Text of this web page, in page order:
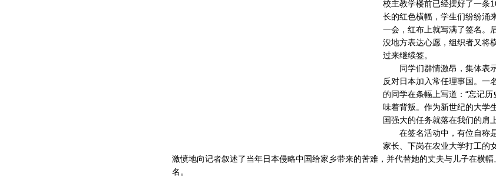
校主教学楼前已经摆好了一条
长的红色横幅，学生们纷纷涌
一会，红布上就写满了签名。
没地方表达心愿，组织者又将
过来继续签。
同学们群情激昂，集体表
反对日本加入常任理事国。一
的同学在条幅上写道：“忘记历
味着背叛。作为新世纪的大学
国强大的任务就落在我们的肩
在签名活动中，有位自称
家长、下岗在农业大学打工的
激愤地向记者叙述了当年日本侵略中国给家乡带来的苦难，并代替她的丈夫与儿子在横幅
名。